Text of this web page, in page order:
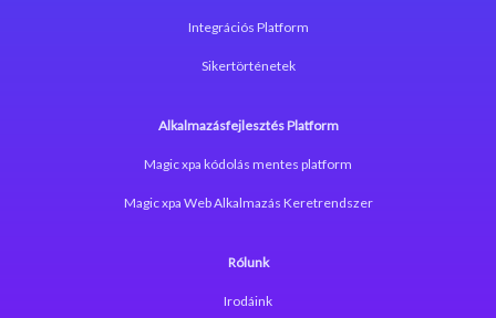
Integrációs Platform
Sikertörténetek
Alkalmazásfejlesztés Platform
Magic xpa kódolás mentes platform
Magic xpa Web Alkalmazás Keretrendszer
Rólunk
Irodáink